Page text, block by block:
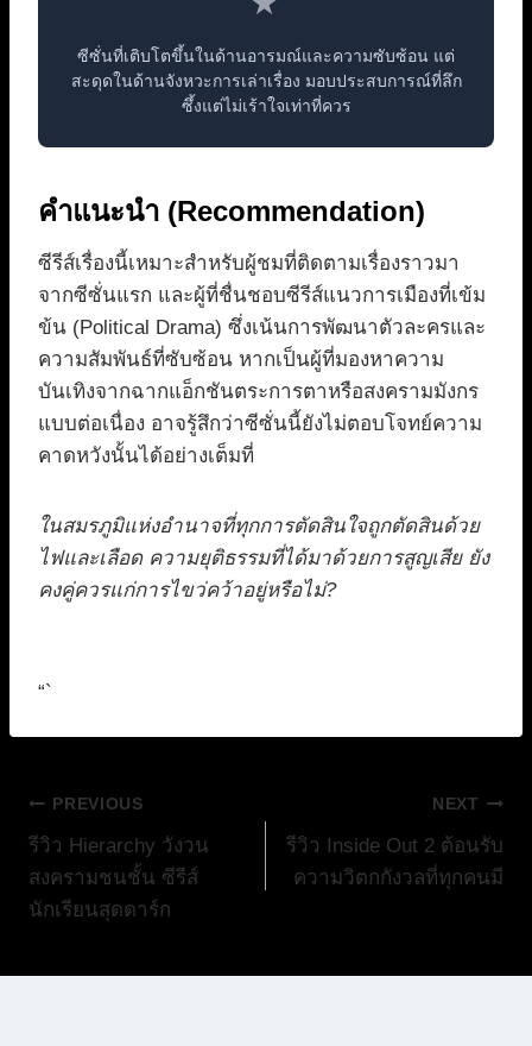
ซีซั่นที่เติบโตขึ้นในด้านอารมณ์และความซับซ้อน แต่
สะดุดในด้านจังหวะการเล่าเรื่อง มอบประสบการณ์ที่ลึก
ซึ้งแต่ไม่เร้าใจเท่าที่ควร
คำแนะนำ (Recommendation)
ซีรีส์เรื่องนี้เหมาะสำหรับผู้ชมที่ติดตามเรื่องราวมา
จากซีซั่นแรก และผู้ที่ชื่นชอบซีรีส์แนวการเมืองที่เข้ม
ข้น (Political Drama) ซึ่งเน้นการพัฒนาตัวละครและ
ความสัมพันธ์ที่ซับซ้อน หากเป็นผู้ที่มองหาความ
บันเทิงจากฉากแอ็กชันตระการตาหรือสงครามมังกร
แบบต่อเนื่อง อาจรู้สึกว่าซีซั่นนี้ยังไม่ตอบโจทย์ความ
คาดหวังนั้นได้อย่างเต็มที่
ในสมรภูมิแห่งอำนาจที่ทุกการตัดสินใจถูกตัดสินด้วย
ไฟและเลือด ความยุติธรรมที่ได้มาด้วยการสูญเสีย ยัง
คงคู่ควรแก่การไขว่คว้าอยู่หรือไม่?
“`
แนะแนว
เรื่อง
PREVIOUS
รีวิว Hierarchy วังวน
สงครามชนชั้น ซีรีส์
นักเรียนสุดดาร์ก
NEXT
รีวิว Inside Out 2 ต้อนรับ
ความวิตกกังวลที่ทุกคนมี